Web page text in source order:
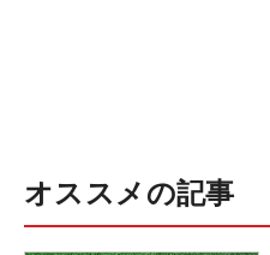
オススメの記事